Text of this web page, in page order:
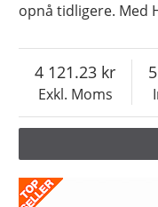
opnå tidligere. Med
Exkl. Moms
4 121.23